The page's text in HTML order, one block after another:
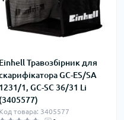
Einhell Травозбірник для
GC-ES/SA
1231/1, GC-SC 36/31 Li
(3405577)
Код товара: 3405577